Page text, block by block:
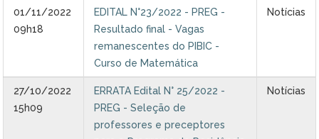
01/11/2022
09h18
EDITAL N°23/2022 - PREG -
Resultado final - Vagas
remanescentes do PIBIC -
Curso de Matemática
Notícias
27/10/2022
15h09
ERRATA Edital N° 25/2022 -
PREG - Seleção de
professores e preceptores
Notícias